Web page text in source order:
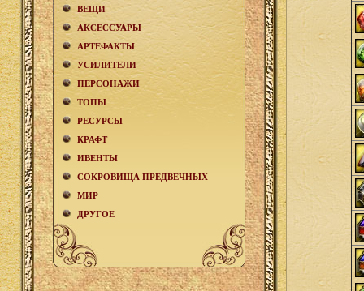
ВЕЩИ
АКCЕСCУАРЫ
АРТЕФАКТЫ
УСИЛИТЕЛИ
ПЕРСОНАЖИ
ТОПЫ
РЕСУРСЫ
КРАФТ
ИВЕНТЫ
СОКРОВИЩА ПРЕДВЕЧНЫХ
МИР
ДРУГОЕ